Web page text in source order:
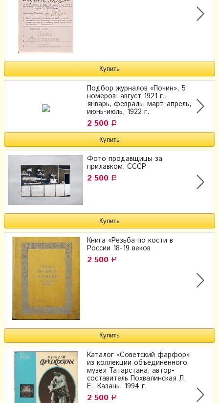
Подбор журналов «Почин», 5
номеров: август 1921 г.,
январь, февраль, март-апрель,
июнь-июль, 1922 г.
2 500 Р
Фото продавщицы за
прилавком, СССР
2 500 Р
Книга «Резьба по кости в
России 18-19 веков
2 500 Р
Каталог «Советский фарфор»
из коллекции объединенного
музея Татарстана, автор-
составитель Похвалинская Л.
Е., Казань, 1994 г.
2 500 Р